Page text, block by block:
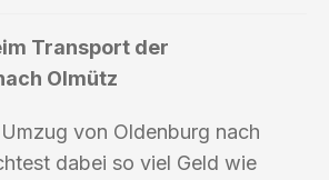
Transport der
Olmütz
von Oldenburg nach
dabei so viel Geld wie